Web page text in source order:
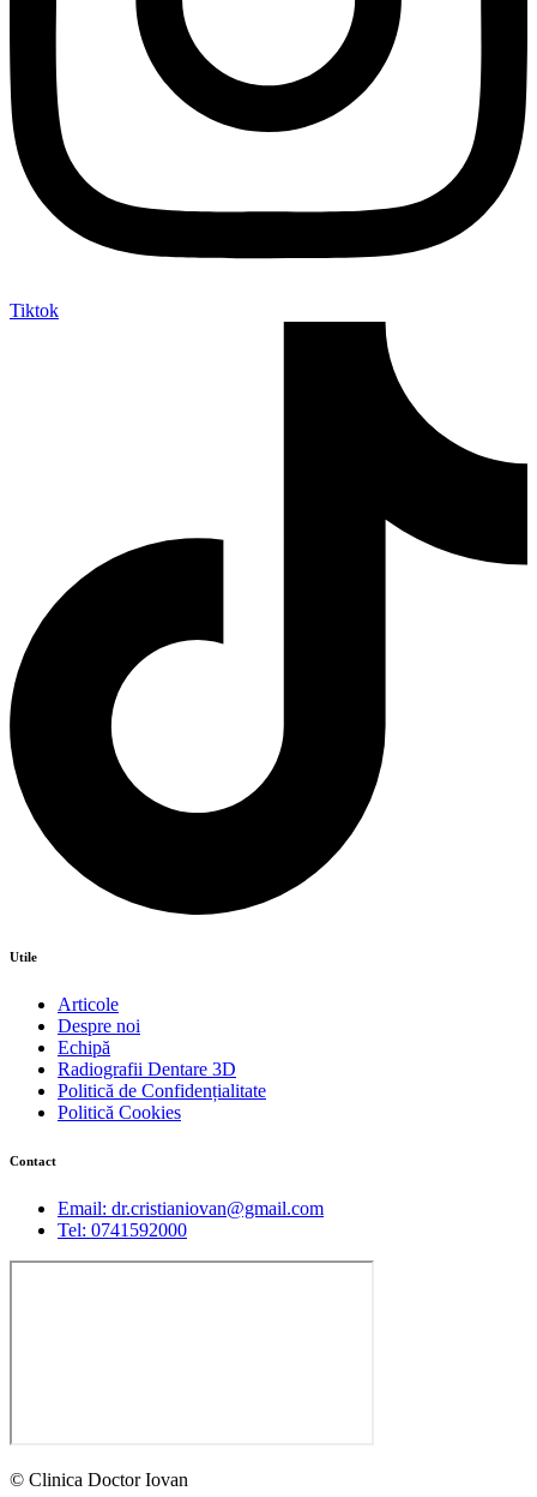
Tiktok
Utile
Articole
Despre noi
Echipă
Radiografii Dentare 3D
Politică de Confidențialitate
Politică Cookies
Contact
Email: dr.cristianiovan@gmail.com
Tel: 0741592000
© Clinica Doctor Iovan